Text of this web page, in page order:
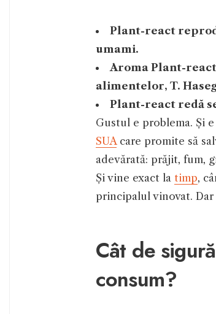
Plant-react
umami.
Aroma Plant-
alimentelor, T.
Plant-react redă
Gustul e problema. Și
SUA care promite să
adevărată: prăjit, fum,
Și vine exact la timp,
principalul vinovat.
Cât de
consum?